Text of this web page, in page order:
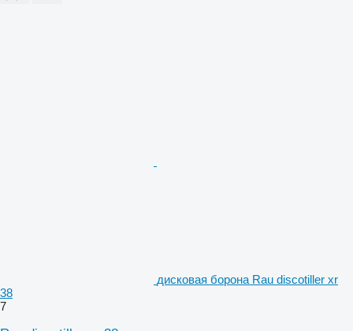
дисковая борона Rau discotiller xr
38
7